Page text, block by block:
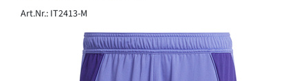
Art.Nr.: IT2413-M